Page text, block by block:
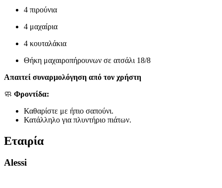
4 πιρούνια
4 μαχαίρια
4 κουταλάκια
Θήκη μαχαιροπήρουνων σε ατσάλι 18/8
Απαιτεί συναρμολόγηση από τον χρήστη
🧼 Φροντίδα:
Καθαρίστε με ήπιο σαπούνι.
Κατάλληλο για πλυντήριο πιάτων.
Εταιρία
Alessi